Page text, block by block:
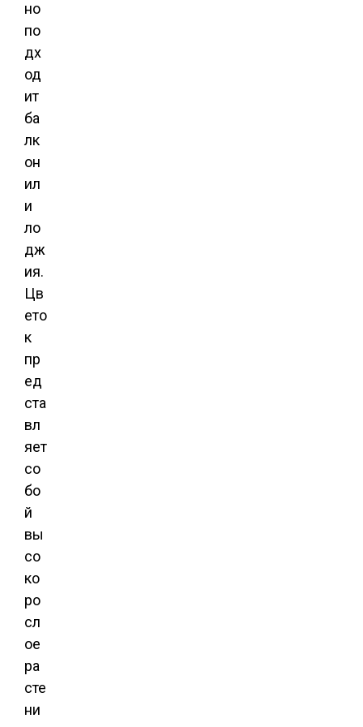
но
по
дх
од
ит
ба
лк
он
ил
и
ло
дж
ия.
Цв
ето
к
пр
ед
ста
вл
яет
со
бо
й
вы
со
ко
ро
сл
ое
ра
сте
ни